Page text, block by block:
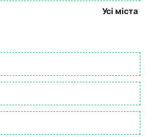
Усі міста